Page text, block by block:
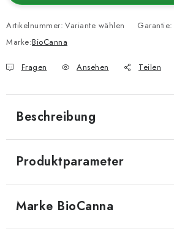
Artikelnummer: Variante wählen
Marke:BioCanna
Garantie:
Fragen Ansehen Teilen
Beschreibung
Produktparameter
Marke BioCanna